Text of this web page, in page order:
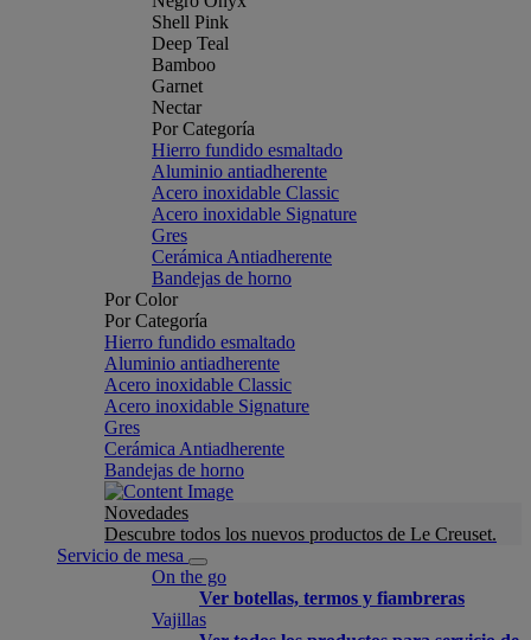
Shell Pink
Deep Teal
Bamboo
Garnet
Nectar
Por Categoría
Hierro fundido esmaltado
Aluminio antiadherente
Acero inoxidable Classic
Acero inoxidable Signature
Gres
Cerámica Antiadherente
Bandejas de horno
Por Color
Por Categoría
Hierro fundido esmaltado
Aluminio antiadherente
Acero inoxidable Classic
Acero inoxidable Signature
Gres
Cerámica Antiadherente
Bandejas de horno
Novedades
Descubre todos los nuevos productos de Le Creuset.
Servicio de mesa
On the go
Ver botellas, termos y fiambreras
Vajillas